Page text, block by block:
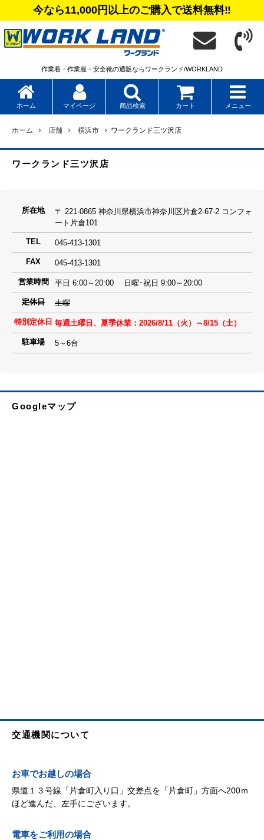
今なら11,000円以上のご購入で送料無料‼
作業着・作業服・安全靴の通販ならワークランド/WORKLAND
ホーム マイページ 商品検索 カート メニュー
ホーム 店舗 横浜市 ワークランド三ツ沢店
ワークランド三ツ沢店
所在地
〒 221-0865 神奈川県横浜市神奈川区片倉2-67-2 コンフォ
ート片倉101
TEL 045-413-1301
FAX 045-413-1301
営業時間 平日 6:00～20:00 日曜･祝日 9:00～20:00
定休日 土曜
特別定休日 毎週土曜日、夏季休業：2026/8/11（火）～8/15（土）
駐車場 5～6台
Googleマップ
交通機関について
お車でお越しの場合
県道１３号線「片倉町入り口」交差点を「片倉町」方面へ200ｍ
ほど進んだ、左手にございます。
電車をご利用の場合